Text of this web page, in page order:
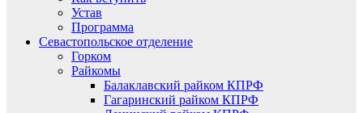
Устав
Программа
Севастопольское отделение
Горком
Райкомы
Балаклавский райком КПРФ
Гагаринский райком КПРФ